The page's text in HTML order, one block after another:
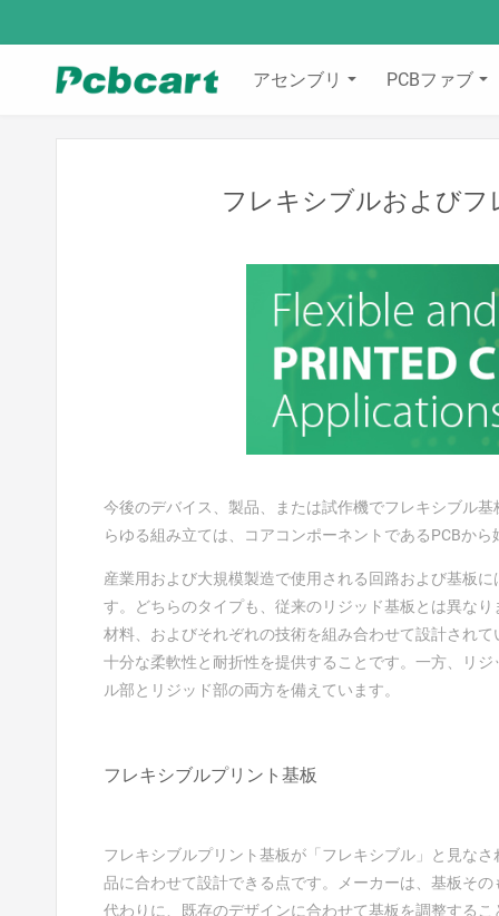
アセンブリ PCBファブ
フレキシブルおよび
今後のデバイス、製品、または試作機でフレキシブル
らゆる組み立ては、コアコンポーネントであるPCBか
産業用および大規模製造で使用される回路および基板
す。どちらのタイプも、従来のリジッド基板とは異な
材料、およびそれぞれの技術を組み合わせて設計され
十分な柔軟性と耐折性を提供することです。一方、リ
ル部とリジッド部の両方を備えています。
フレキシブルプリント基板
フレキシブルプリント基板が「フレキシブル」と見な
品に合わせて設計できる点です。メーカーは、基板そ
代わりに、既存のデザインに合わせて基板を調整する